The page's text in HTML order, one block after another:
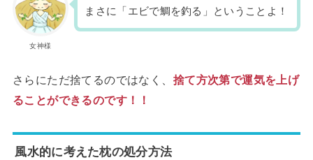
女神様
まさに「エビで鯛を釣る」ということよ！
さらにただ捨てるのではなく、 捨て方次第で運気を上げ
ることができるのです！！
風水的に考えた枕の処分方法